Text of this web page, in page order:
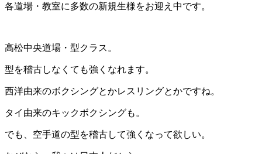
各道場・教室に多数の新規生様をお迎え中です。
高松中央道場・型クラス。
型を稽古しなくても強くなれます。
西洋由来のボクシングとかレスリングとかですね。
タイ由来のキックボクシングも。
でも、空手道の型を稽古して強くなって欲しい。